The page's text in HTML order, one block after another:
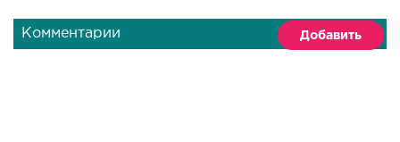
Комментарии Добавить